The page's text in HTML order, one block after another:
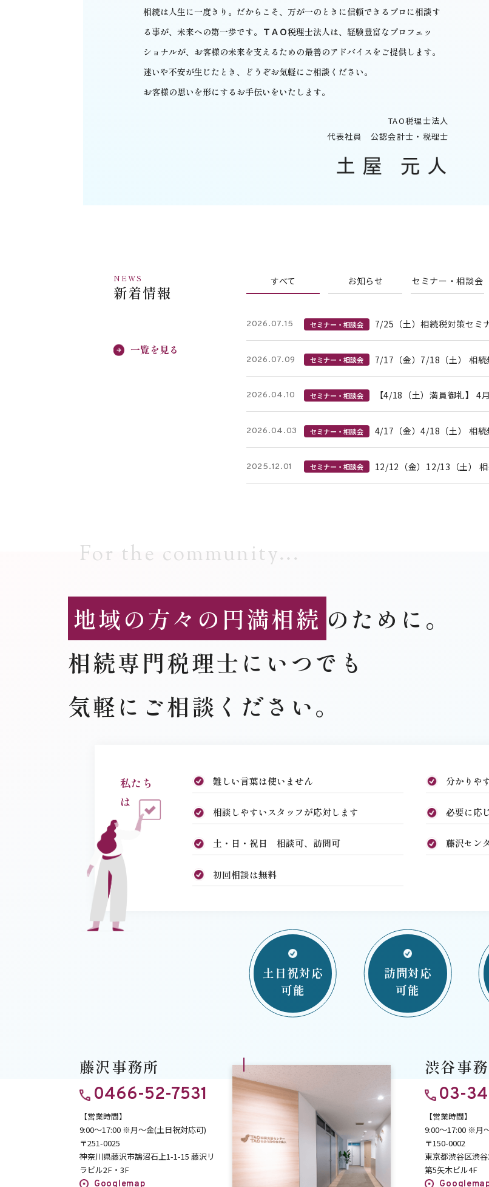
相続は人生に一度きり。だからこそ、万が一のときに信頼できるプロに相談す
る事が、未来への第一歩です。 ＴＡＯ税理士法人は、経験豊富なプロフェッ
ショナルが、お客様の未来を支えるための最善のアドバイスをご提供します。
迷いや不安が生じたとき、どうぞお気軽にご相談ください。
お客様の思いを形にするお手伝いをいたします。
TAO税理士法人
代表社員
公認会計士・税理士
NEWS
新着情報
一覧を見る
すべて お知らせ セミナー・相談会
2026.07.15 セミナー・相談会 7/25（土）相続税対策セミ
2026.07.09 セミナー・相談会 7/17（金）7/18（土） 相
2026.04.10 セミナー・相談会 【4/18（土）満員御礼】 4
2026.04.03 セミナー・相談会 4/17（金）4/18（土） 相続
2025.12.01 セミナー・相談会 12/12（金）12/13（土）
For the community...
地域の方々の円満相続 のために。
相続専門税理士にいつでも
気軽にご相談ください。
私たち
は
難しい言葉は使いません 分かりや
相談しやすいスタッフが応対します 必要に応
土・日・祝日 相談可、訪問可 藤沢セン
初回相談は無料
土日祝対応
可能
訪問対応
可能
藤沢事務所
0466-52-7531
【営業時間】
9:00～17:00 ※月～金(土日祝対応可)
〒251-0025
神奈川県藤沢市鵠沼石上1-1-15 藤沢リ
ラビル2F・3F
Googlemap
渋谷事
03-
【営業時間】
9:00～17:00 ※月
〒150-0002
東京都渋谷区渋
第5矢木ビル4F